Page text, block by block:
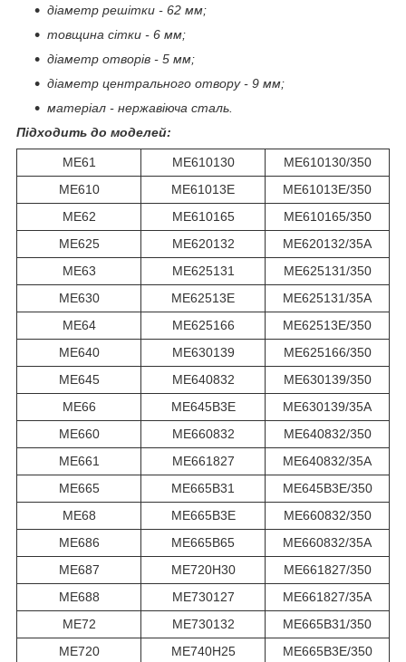
діаметр решітки - 62 мм;
товщина сітки - 6 мм;
діаметр отворів - 5 мм;
діаметр центрального отвору - 9 мм;
матеріал - нержавіюча сталь.
Підходить до моделей:
ME61 ME610130
ME610130/350
ME610
ME61013E
ME61013E/350
ME62
ME610165
ME610165/350
ME625
ME620132
ME620132/35A
ME63
ME625131
ME625131/350
ME630
ME62513E
ME625131/35A
ME64
ME625166
ME62513E/350
ME640
ME630139
ME625166/350
ME645
ME640832
ME630139/350
ME66
ME645B3E
ME630139/35A
ME660
ME660832
ME640832/350
ME661
ME661827
ME640832/35A
ME665
ME665B31
ME645B3E/350
ME68
ME665B3E
ME660832/350
ME686
ME665B65
ME660832/35A
ME687
ME720H30
ME661827/350
ME688
ME730127
ME661827/35A
ME72
ME730132
ME665B31/350
ME720
ME740H25
ME665B3E/350